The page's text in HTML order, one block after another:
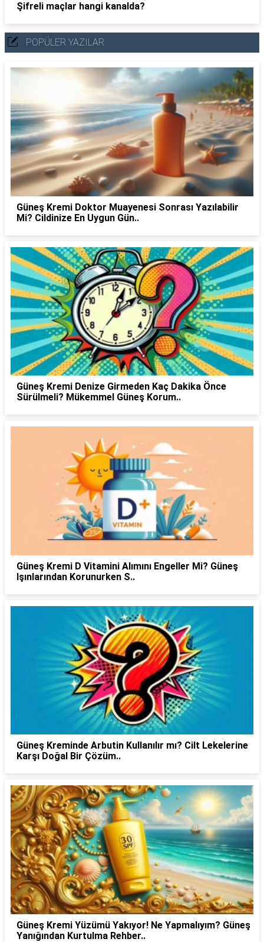
Şifreli maçlar hangi kanalda?
POPÜLER YAZILAR
Güneş Kremi Doktor Muayenesi Sonrası Yazılabilir
Mi? Cildinize En Uygun Gün..
Güneş Kremi Denize Girmeden Kaç Dakika Önce
Sürülmeli? Mükemmel Güneş Korum..
Güneş Kremi D Vitamini Alımını Engeller Mi? Güneş
Işınlarından Korunurken S..
Güneş Kreminde Arbutin Kullanılır mı? Cilt Lekelerine
Karşı Doğal Bir Çözüm..
Güneş Kremi Yüzümü Yakıyor! Ne Yapmalıyım? Güneş
Yanığından Kurtulma Rehber..